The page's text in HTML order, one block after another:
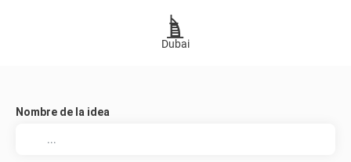
Dubai
Nombre de la idea